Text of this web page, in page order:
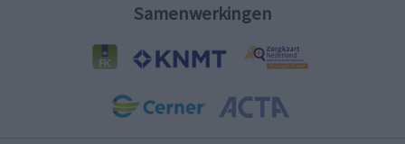
Samenwerkingen